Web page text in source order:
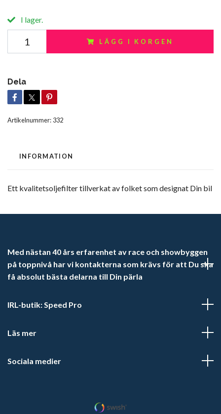
I lager.
LÄGG I KORGEN
Dela
Artikelnummer: 332
INFORMATION
Ett kvalitetsoljefilter tillverkat av folket som designat Din bil
Med nästan 40 års erfarenhet av race och showbyggen
på toppnivå har vi kontakterna som krävs för att Du ska
få absolut bästa delarna till Din pärla
IRL-butik: Speed Pro
Läs mer
Sociala medier